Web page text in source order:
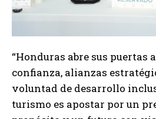
“Honduras abre sus puertas
confianza, alianzas
voluntad de desarrollo
turismo es apostar por un